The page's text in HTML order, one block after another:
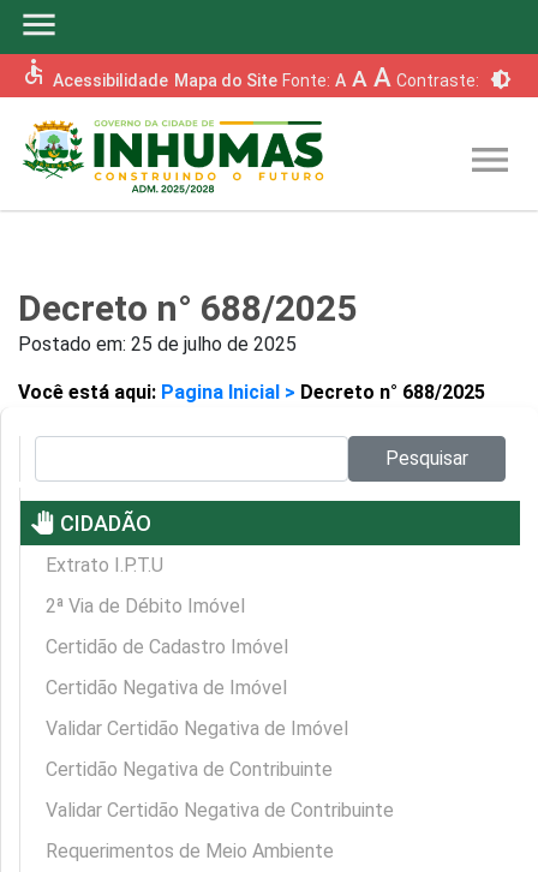
menu
accessible Acessibilidade Mapa do Site Fonte: A A A Contraste: brightness_6
menu
Decreto n° 688/2025
Postado em: 25 de julho de 2025
Você está aqui: Pagina Inicial > Decreto n° 688/2025
Pesquisar
pan_tool CIDADÃO
Extrato I.P.T.U
2ª Via de Débito Imóvel
Certidão de Cadastro Imóvel
Certidão Negativa de Imóvel
Validar Certidão Negativa de Imóvel
Certidão Negativa de Contribuinte
Validar Certidão Negativa de Contribuinte
Requerimentos de Meio Ambiente